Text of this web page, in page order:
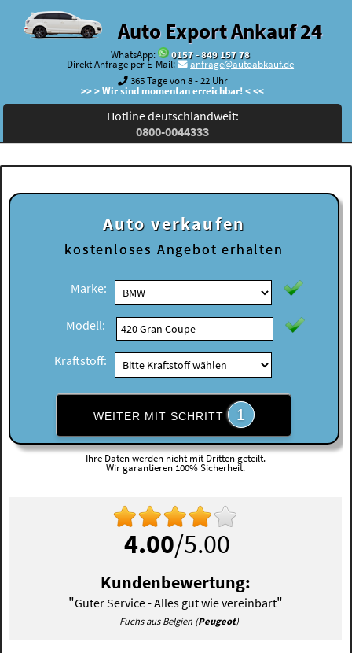
Auto Export Ankauf 24
WhatsApp:
0157 - 849 157 78
Direkt Anfrage per E-Mail:
anfrage@autoabkauf.de
365 Tage von 8 - 22 Uhr
>> > Wir sind momentan erreichbar! < <<
Hotline deutschlandweit:
0800-0044333
Auto verkaufen
kostenloses Angebot erhalten
Marke:
Modell:
Kraftstoff:
WEITER MIT SCHRITT 1
Ihre Daten werden nicht mit Dritten geteilt.
Wir garantieren 100% Sicherheit.
4.00/5.00
Kundenbewertung:
"Guter Service - Alles gut wie vereinbart"
Fuchs aus Belgien (Peugeot)